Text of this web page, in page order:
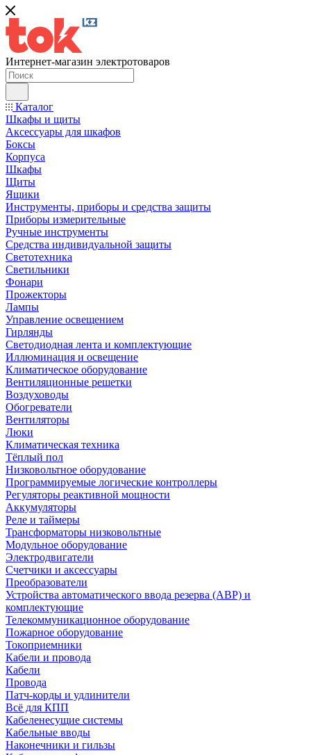
Интернет-магазин электротоваров
Каталог
Шкафы и щиты
Аксессуары для шкафов
Боксы
Корпуса
Шкафы
Щиты
Ящики
Инструменты, приборы и средства защиты
Приборы измерительные
Ручные инструменты
Средства индивидуальной защиты
Светотехника
Светильники
Фонари
Прожекторы
Лампы
Управление освещением
Гирлянды
Светодиодная лента и комплектующие
Иллюминация и освещение
Климатическое оборудование
Вентиляционные решетки
Воздуховоды
Обогреватели
Вентиляторы
Люки
Климатическая техника
Тёплый пол
Низковольтное оборудование
Программируемые логические контроллеры
Регуляторы реактивной мощности
Аккумуляторы
Реле и таймеры
Трансформаторы низковольтные
Модульное оборудование
Электродвигатели
Счетчики и аксессуары
Преобразователи
Устройства автоматического ввода резерва (АВР) и
комплектующие
Телекоммуникационное оборудование
Пожарное оборудование
Токоприемники
Кабели и провода
Кабели
Провода
Патч-корды и удлинители
Всё для КПП
Кабеленесущие системы
Кабельные вводы
Наконечники и гильзы